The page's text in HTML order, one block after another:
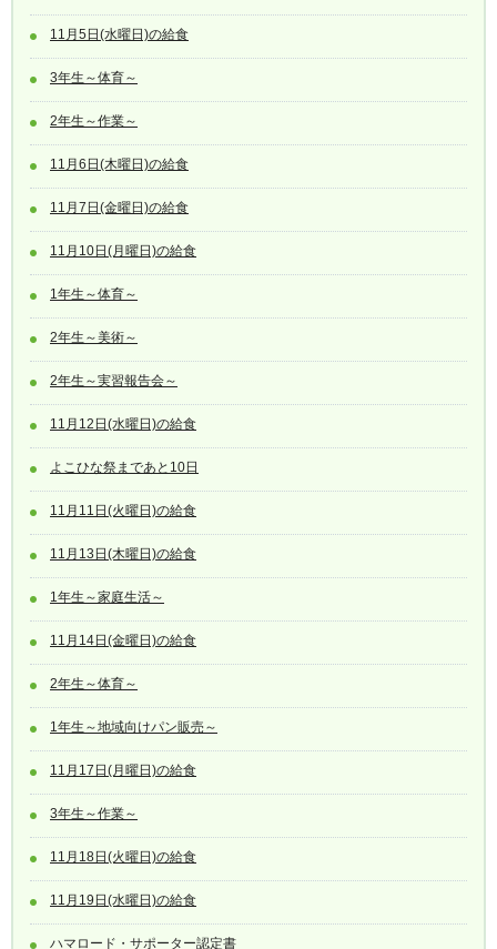
11月5日(水曜日)の給食
3年生～体育～
2年生～作業～
11月6日(木曜日)の給食
11月7日(金曜日)の給食
11月10日(月曜日)の給食
1年生～体育～
2年生～美術～
2年生～実習報告会～
11月12日(水曜日)の給食
よこひな祭まであと10日
11月11日(火曜日)の給食
11月13日(木曜日)の給食
1年生～家庭生活～
11月14日(金曜日)の給食
2年生～体育～
1年生～地域向けパン販売～
11月17日(月曜日)の給食
3年生～作業～
11月18日(火曜日)の給食
11月19日(水曜日)の給食
ハマロード・サポーター認定書